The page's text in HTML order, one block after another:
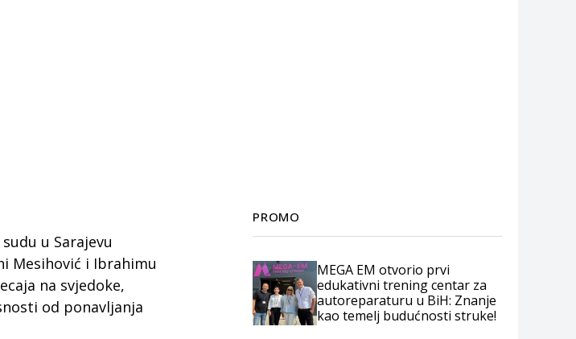
u Sarajevu
Mesihović i Ibrahimu
na svjedoke,
od ponavljanja
PROMO
MEGA EM otvorio prvi
edukativni trening centar za
autoreparaturu u BiH: Znanje
kao temelj budućnosti struke!